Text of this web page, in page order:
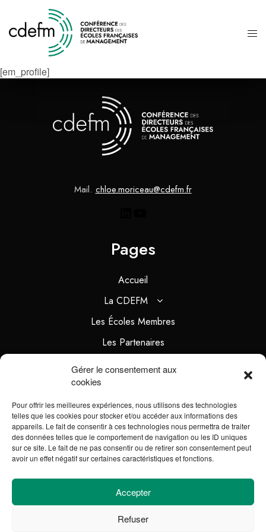
Gérer le consentement aux
cookies
Pour offrir les meilleures expériences, nous utilisons des technologies
telles que les cookies pour stocker et/ou accéder aux informations des
appareils. Le fait de consentir à ces technologies nous permettra de traiter
des données telles que le comportement de navigation ou les ID uniques
sur ce site. Le fait de ne pas consentir ou de retirer son consentement peut
avoir un effet négatif sur certaines caractéristiques et fonctions.
Accepter
Refuser
[em_profile]
Mail. chloe.moriceau@cdefm.fr
Pages
Accueil
La CDEFM
Les Écoles Membres
Les Partenaires
Légal
Mentions légales
Plan du site